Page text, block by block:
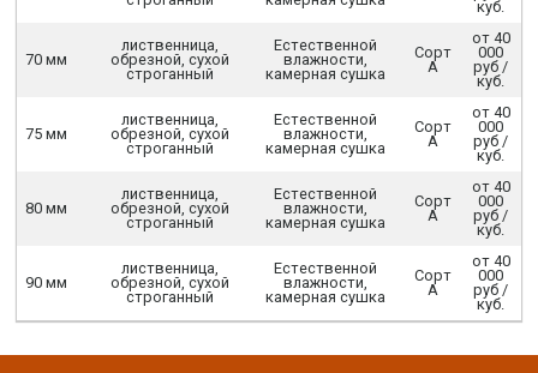
куб.
70 мм
лиственница,
обрезной, сухой
строганный
Естественной
влажности,
камерная сушка
Сорт
А
от 40
000
руб /
куб.
75 мм
лиственница,
обрезной, сухой
строганный
Естественной
влажности,
камерная сушка
Сорт
А
от 40
000
руб /
куб.
80 мм
лиственница,
обрезной, сухой
строганный
Естественной
влажности,
камерная сушка
Сорт
А
от 40
000
руб /
куб.
90 мм
лиственница,
обрезной, сухой
строганный
Естественной
влажности,
камерная сушка
Сорт
А
от 40
000
руб /
куб.